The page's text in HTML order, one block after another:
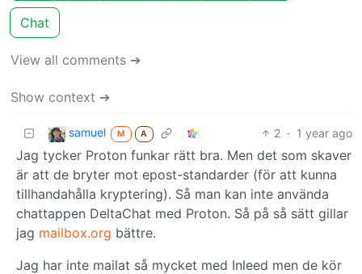
Chat
View all comments ➔
Show context ➔
samuel M A 2 · 1 year ago
Jag tycker Proton funkar rätt bra. Men det som skaver
är att de bryter mot epost-standarder (för att kunna
tillhandahålla kryptering). Så man kan inte använda
chattappen DeltaChat med Proton. Så på så sätt gillar
jag mailbox.org bättre.
Jag har inte mailat så mycket med Inleed men de kör